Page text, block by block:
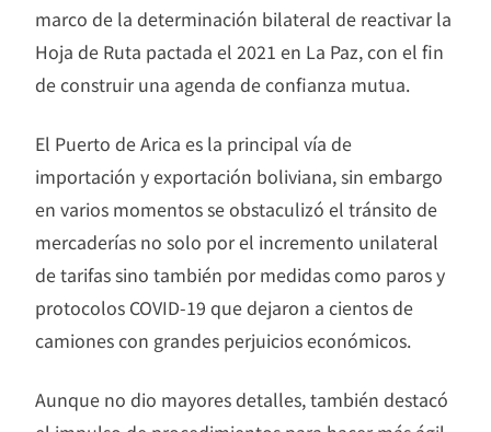
marco de la determinación bilateral de reactivar la
Hoja de Ruta pactada el 2021 en La Paz, con el fin
de construir una agenda de confianza mutua.
El Puerto de Arica es la principal vía de
importación y exportación boliviana, sin embargo
en varios momentos se obstaculizó el tránsito de
mercaderías no solo por el incremento unilateral
de tarifas sino también por medidas como paros y
protocolos COVID-19 que dejaron a cientos de
camiones con grandes perjuicios económicos.
Aunque no dio mayores detalles, también destacó